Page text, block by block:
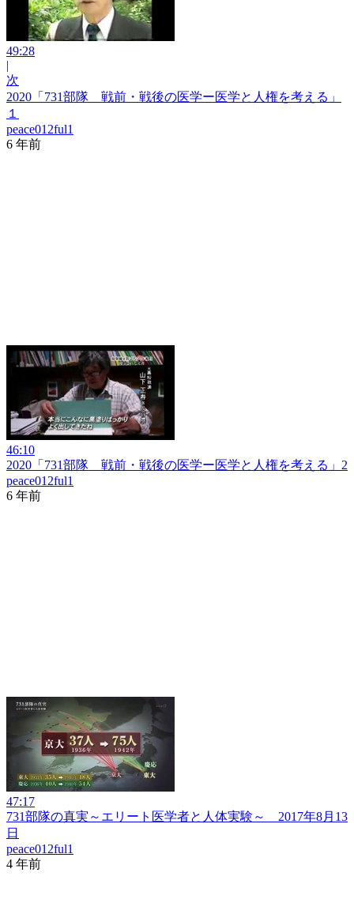
49:28
|
次
2020「731部隊 戦前・戦後の医学ー医学と人権を考える」
１
peace012ful1
6 年前
46:10
2020「731部隊 戦前・戦後の医学ー医学と人権を考える」2
peace012ful1
6 年前
47:17
731部隊の真実～エリート医学者と人体実験～ 2017年8月13
日
peace012ful1
4 年前